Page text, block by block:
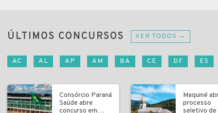
ÚLTIMOS CONCURSOS VER TODOS →
AC AL AP AM BA CE DF ES
Consórcio Paraná
Saúde abre
concurso em
Maquiné
processo
seletivo de